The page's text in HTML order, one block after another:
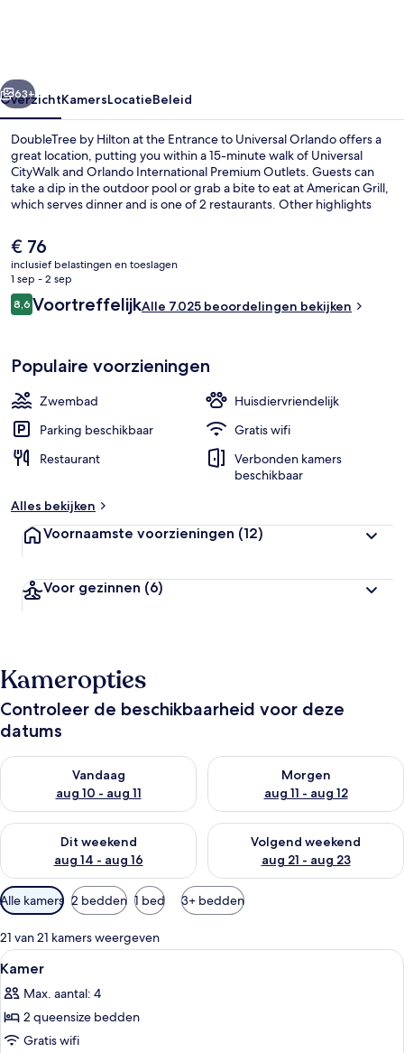
to
Universal
Orlando
Volgende
63+
OverzichtKamersLocatieBeleid
DoubleTree by Hilton at the Entrance to Universal Orlando offers a
great location, putting you within a 15-minute walk of Universal
CityWalk and Orlando International Premium Outlets. Guests can
take a dip in the outdoor pool or grab a bite to eat at American Grill,
which serves dinner and is one of 2 restaurants. Other highlights
Fellow travelers say great things about the pool and helpful staff.
De
huidige
prijs
is
€ 76
€ 76
inclusief belastingen en toeslagen
1 sep - 2 sep
Beoordelingen
8,68,6 op 10 –
VoortreffelijkAlle 7.025 beoordelingen bekijken
Populaire voorzieningen
Zwembad
Huisdiervriendelijk
Parking beschikbaar
Gratis wifi
Restaurant
Verbonden kamers
beschikbaar
Alles bekijken
Voornaamste voorzieningen (12)
Voor gezinnen (6)
Kameropties
Controleer de beschikbaarheid voor deze
datums
Vandaag
aug 10 - aug 11
De beschikbaarheid controleren voor vanavond aug 10 - aug
Morgen
aug 11 - aug 12
De beschikbaarheid
Dit weekend
aug 14 - aug 16
De beschikbaarheid controleren voor dit weekend aug 14 -
Volgend weekend
aug 21 - aug 23
De beschikbaarheid
Beschikbare
filters
voor
kamers
Alle kamers 2 bedden 1 bed 3+ bedden
21 van 21 kamers weergeven
Alle
foto's
voor
Kamer
laden
Hotelkamer met twee bedden, een
3
Kamer
Max. aantal: 4
2 queensize bedden
Gratis wifi